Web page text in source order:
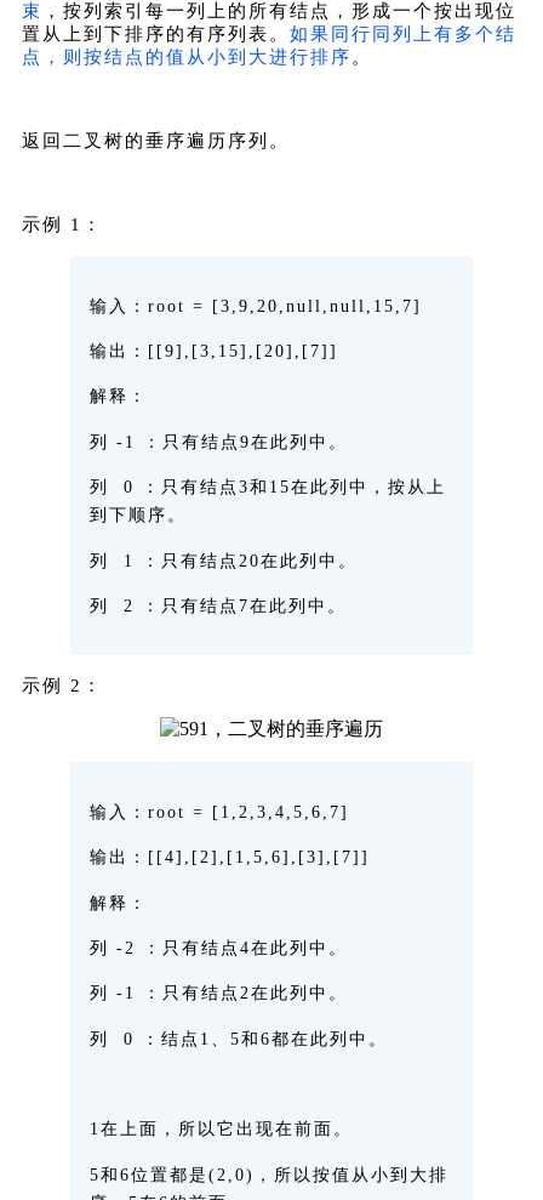
束 ，按列索引每一列上的所有结点，形成一个按出现位
置从上到下排序的有序列表。 如果同行同列上有多个结
点，则按结点的值从小到大进行排序。
返回二叉树的垂序遍历序列。
示例 1：
输入 ：root = [3,9,20,null,null,15,7]
输出 ：[[9],[3,15],[20],[7]]
解释 ：
列 -1 ：只有结点9在此列中。
列 0 ：只有结点3和15在此列中，按从上
到下顺序。
列 1 ：只有结点20在此列中。
列 2 ：只有结点7在此列中。
示例 2：
输入 ：root = [1,2,3,4,5,6,7]
输出 ：[[4],[2],[1,5,6],[3],[7]]
解释 ：
列 -2 ：只有结点4在此列中。
列 -1 ：只有结点2在此列中。
列 0 ：结点1、5和6都在此列中。
1在上面，所以它出现在前面。
5和6位置都是(2,0)，所以按值从小到大排